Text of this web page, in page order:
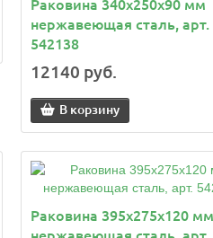
Раковина 340x250x90 мм
нержавеющая сталь, арт.
542138
12140 руб.
В корзину
Раковина 395x275x120 мм